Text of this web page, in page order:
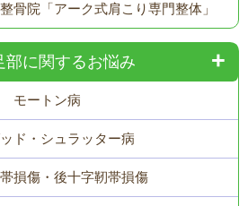
骨院「アーク式肩こり専門整体」
部に関するお悩み
モートン病
ド・シュラッター病
損傷・後十字靭帯損傷